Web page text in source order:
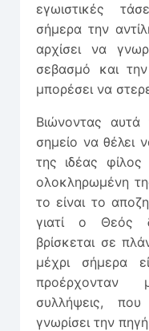
εγωιστικές
σήμερα την
αρχίσει να
σεβασμό και
μπορέσει να
Βιώνοντας
σημείο να θέλει
της ιδέας
ολοκληρωμένη
το είναι το
γιατί ο Θεός
βρίσκεται σε
μέχρι σήμερα
προέρχονταν
συλλήψεις,
γνωρίσει την